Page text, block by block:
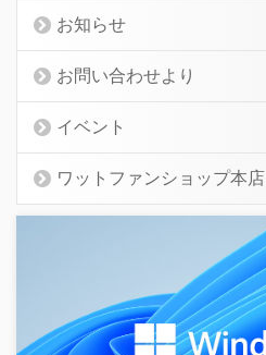
お知らせ
お問い合わせより
イベント
ワットファンショップ本店